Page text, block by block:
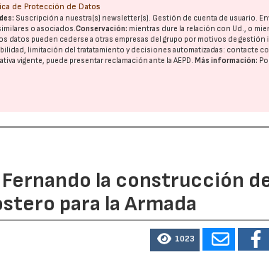
de Protección de Datos
Suscripción a nuestra(s) newsletter(s). Gestión de cuenta de usuario.
o asociados.Conservación: mientras dure la relación con Ud., o
datos pueden cederse a otras empresas del grupo por motivos de gestión
limitación del tratatamiento y decisiones automatizadas: contacte
vigente, puede presentar reclamación ante laAEPD.Más información:
la construcción
para la Armada
1023